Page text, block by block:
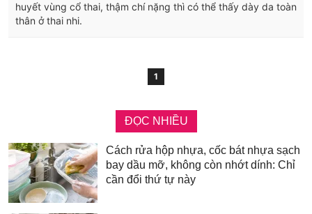
huyết vùng cổ thai, thậm chí nặng thì có thể thấy dày da toàn
thân ở thai nhi.
1
ĐỌC NHIỀU
Cách rửa hộp nhựa, cốc bát nhựa sạch
bay dầu mỡ, không còn nhớt dính: Chỉ
cần đổi thứ tự này